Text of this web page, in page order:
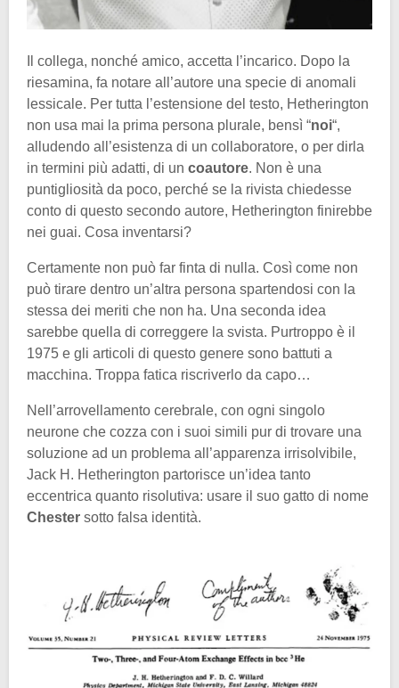
Il collega, nonché amico, accetta l’incarico. Dopo la
riesamina, fa notare all’autore una specie di anomali
lessicale. Per tutta l’estensione del testo, Hetherington
non usa mai la prima persona plurale, bensì “noi“,
alludendo all’esistenza di un collaboratore, o per dirla
in termini più adatti, di un coautore. Non è una
puntigliosità da poco, perché se la rivista chiedesse
conto di questo secondo autore, Hetherington finirebbe
nei guai. Cosa inventarsi?
Certamente non può far finta di nulla. Così come non
può tirare dentro un’altra persona spartendosi con la
stessa dei meriti che non ha. Una seconda idea
sarebbe quella di correggere la svista. Purtroppo è il
1975 e gli articoli di questo genere sono battuti a
macchina. Troppa fatica riscriverlo da capo…
Nell’arrovellamento cerebrale, con ogni singolo
neurone che cozza con i suoi simili pur di trovare una
soluzione ad un problema all’apparenza irrisolvibile,
Jack H. Hetherington partorisce un’idea tanto
eccentrica quanto risolutiva: usare il suo gatto di nome
Chester sotto falsa identità.